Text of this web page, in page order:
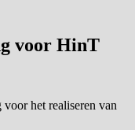
voor HinT
het realiseren van